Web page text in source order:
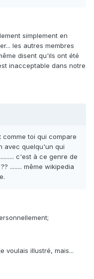
simplement en
les autres membres
disent qu'ils ont été
inacceptable dans notre
comme toi qui compare
avec quelqu'un qui
c'est à ce genre de
........ même wikipedia
voulais illustré, mais...